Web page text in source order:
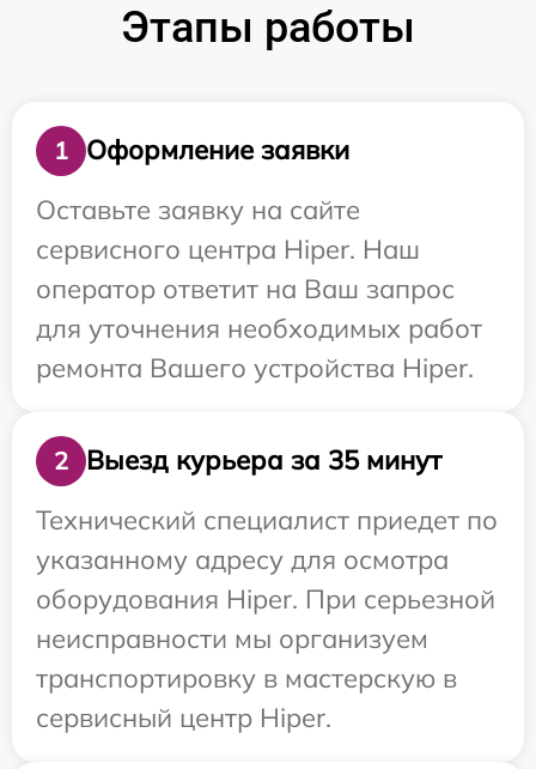
Этапы работы
1
Оформление заявки
Оставьте заявку на сайте
сервисного центра Hiper. Наш
оператор ответит на Ваш запрос
для уточнения необходимых работ
ремонта Вашего устройства Hiper.
2
Выезд курьера за 35 минут
Технический специалист приедет по
указанному адресу для осмотра
оборудования Hiper. При серьезной
неисправности мы организуем
транспортировку в мастерскую в
сервисный центр Hiper.